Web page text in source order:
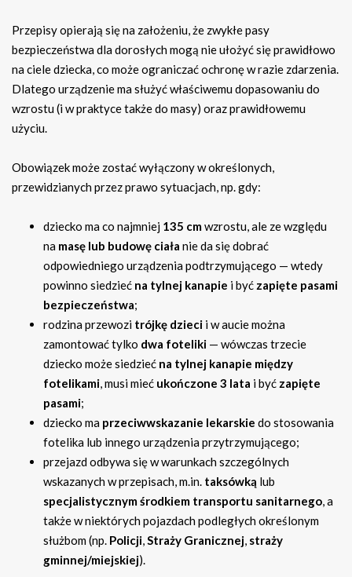
Przepisy opierają się na założeniu, że zwykłe pasy
bezpieczeństwa dla dorosłych mogą nie ułożyć się prawidłowo
na ciele dziecka, co może ograniczać ochronę w razie zdarzenia.
Dlatego urządzenie ma służyć właściwemu dopasowaniu do
wzrostu (i w praktyce także do masy) oraz prawidłowemu
użyciu.
Obowiązek może zostać wyłączony w określonych,
przewidzianych przez prawo sytuacjach, np. gdy:
dziecko ma co najmniej 135 cmwzrostu, ale ze względu
na masę lub budowę ciała nie da się dobrać
odpowiedniego urządzenia podtrzymującego — wtedy
powinno siedzieć na tylnej kanapie i być zapięte pasami
bezpieczeństwa;
rodzina przewozi trójkę dzieci i w aucie można
zamontować tylko dwa foteliki — wówczas trzecie
dziecko może siedzieć na tylnej kanapie między
fotelikami, musi mieć ukończone 3 lata i być zapięte
pasami;
dziecko ma przeciwwskazanie lekarskie do stosowania
fotelika lub innego urządzenia przytrzymującego;
przejazd odbywa się w warunkach szczególnych
wskazanych w przepisach, m.in. taksówką lub
specjalistycznym środkiem transportu sanitarnego, a
także w niektórych pojazdach podległych określonym
służbom (np. Policji,Straży Granicznej, straży
gminnej/miejskiej).